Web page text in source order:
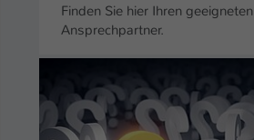
Finden Sie hier Ihren geeigneten
Ansprechpartner.